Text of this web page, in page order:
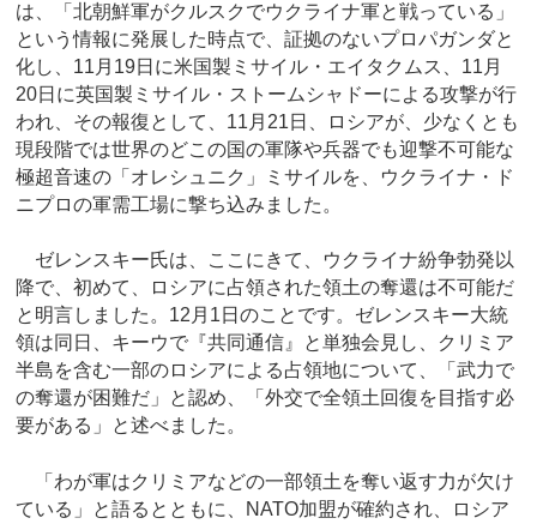
は、「北朝鮮軍がクルスクでウクライナ軍と戦っている」
という情報に発展した時点で、証拠のないプロパガンダと
化し、11月19日に米国製ミサイル・エイタクムス、11月
20日に英国製ミサイル・ストームシャドーによる攻撃が行
われ、その報復として、11月21日、ロシアが、少なくとも
現段階では世界のどこの国の軍隊や兵器でも迎撃不可能な
極超音速の「オレシュニク」ミサイルを、ウクライナ・ド
ニプロの軍需工場に撃ち込みました。
ゼレンスキー氏は、ここにきて、ウクライナ紛争勃発以
降で、初めて、ロシアに占領された領土の奪還は不可能だ
と明言しました。12月1日のことです。ゼレンスキー大統
領は同日、キーウで『共同通信』と単独会見し、クリミア
半島を含む一部のロシアによる占領地について、「武力で
の奪還が困難だ」と認め、「外交で全領土回復を目指す必
要がある」と述べました。
「わが軍はクリミアなどの一部領土を奪い返す力が欠け
ている」と語るとともに、NATO加盟が確約され、ロシア